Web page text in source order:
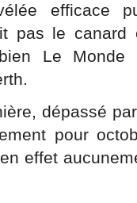
efficace
pas le canard
Le Monde
dépassé
pour
effet